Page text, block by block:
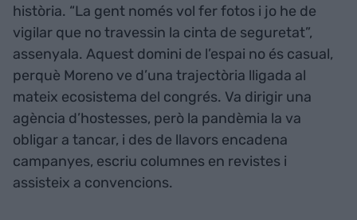
història. “La gent només vol fer fotos i jo he de
vigilar que no travessin la cinta de seguretat”,
assenyala. Aquest domini de l’espai no és casual,
perquè Moreno ve d’una trajectòria lligada al
mateix ecosistema del congrés. Va dirigir una
agència d’hostesses, però la pandèmia la va
obligar a tancar, i des de llavors encadena
campanyes, escriu columnes en revistes i
assisteix a convencions.